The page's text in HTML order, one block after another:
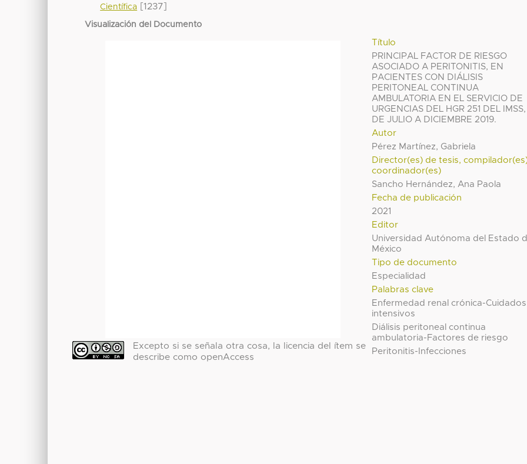
Científica [1237]
Visualización del Documento
Título
PRINCIPAL FACTOR DE RIESGO
ASOCIADO A PERITONITIS, EN
PACIENTES CON DIÁLISIS
PERITONEAL CONTINUA
AMBULATORIA EN EL SERVICIO DE
URGENCIAS DEL HGR 251 DEL IMSS,
DE JULIO A DICIEMBRE 2019.
Autor
Pérez Martínez, Gabriela
Director(es) de tesis,
coordinador(es)
Sancho Hernández, Ana Paola
Fecha de publicación
2021
Editor
Universidad Autónoma del Estado
México
Tipo de documento
Especialidad
Palabras clave
Enfermedad renal crónica-Cuidados
intensivos
Diálisis peritoneal continua
ambulatoria-Factores de riesgo
Peritonitis-Infecciones
Excepto si se señala otra cosa, la licencia del ítem se
describe como openAccess